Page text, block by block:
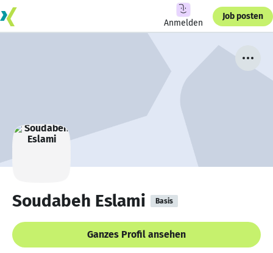
Anmelden
Job posten
Soudabeh Eslami Basis
Ganzes Profil ansehen